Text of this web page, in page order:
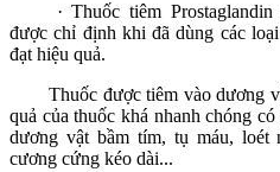
· Thuốc tiêm Prostaglandin
được chỉ định khi đã dùng các
đạt hiệu quả.
Thuốc được tiêm vào dương
quả của thuốc khá nhanh chóng
dương vật bầm tím, tụ máu, loét
cương cứng kéo dài...